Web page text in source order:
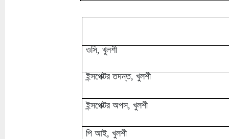
ওসি, খুলশী
ইন্সপেক্টর তদন্ত, খুলশী
ইন্সপেক্টর অপস, খুলশী
পি আই, খুলশী